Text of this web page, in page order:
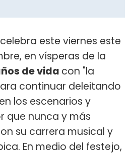
celebra este viernes este
en vísperas de la
de vida con "la
continuar deleitando
los escenarios y
que nunca y más
su carrera musical y
En medio del festejo,